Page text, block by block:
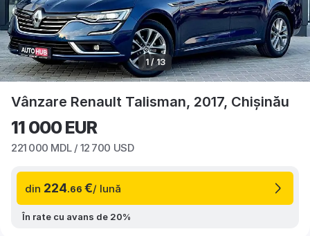
1 / 13
Vânzare Renault Talisman, 2017, Chișinău
11 000EUR
221 000 MDL / 12 700 USD
din 224.66 €/ lună
În rate cu avans de 20%